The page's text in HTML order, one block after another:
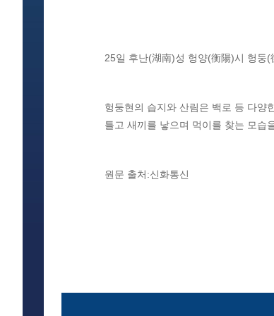
25일 후난(湖南)성 헝양(衡陽)시 헝둥(
헝둥현의 습지와 산림은 백로 등 다양
틀고 새끼를 낳으며 먹이를 찾는 모습
원문 출처:신화통신